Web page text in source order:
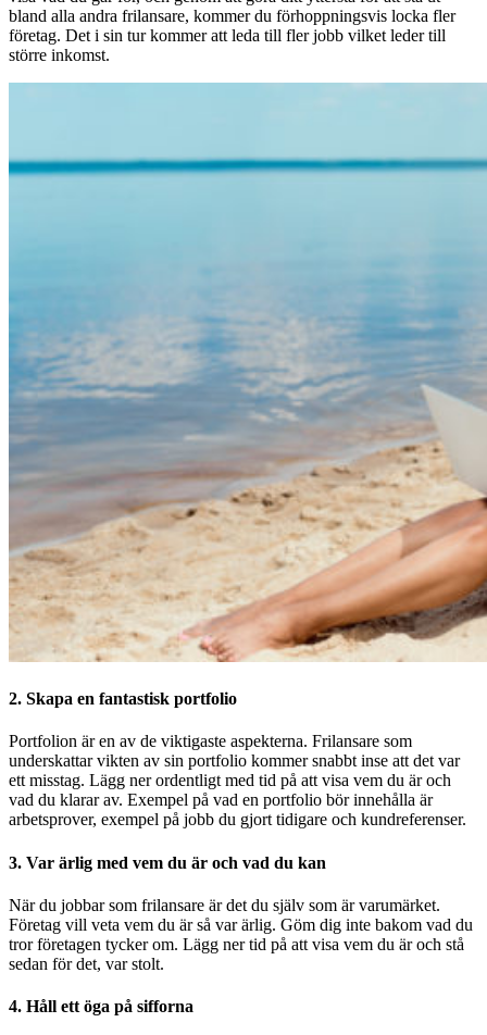
bland alla andra frilansare, kommer du förhoppningsvis locka fler
företag. Det i sin tur kommer att leda till fler jobb vilket leder till
större inkomst.
2. Skapa en fantastisk portfolio
Portfolion är en av de viktigaste aspekterna. Frilansare som
underskattar vikten av sin portfolio kommer snabbt inse att det var
ett misstag. Lägg ner ordentligt med tid på att visa vem du är och
vad du klarar av. Exempel på vad en portfolio bör innehålla är
arbetsprover, exempel på jobb du gjort tidigare och kundreferenser.
3. Var ärlig med vem du är och vad du kan
När du jobbar som frilansare är det du själv som är varumärket.
Företag vill veta vem du är så var ärlig. Göm dig inte bakom vad du
tror företagen tycker om. Lägg ner tid på att visa vem du är och stå
sedan för det, var stolt.
4. Håll ett öga på sifforna